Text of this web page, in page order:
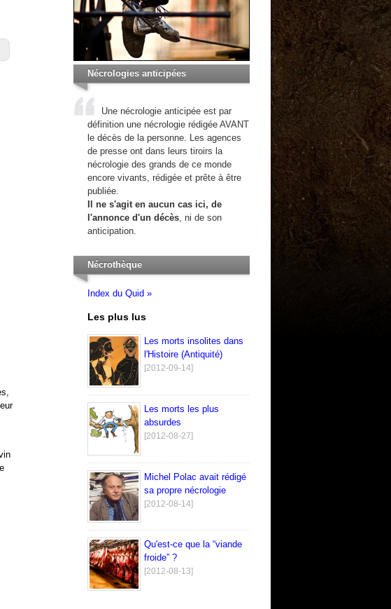
Nécrologies anticipées
Une nécrologie anticipée est par
définition une nécrologie rédigée AVANT
le décès de la personne. Les agences
de presse ont dans leurs tiroirs la
nécrologie des grands de ce monde
encore vivants, rédigée et prête à être
publiée.
Il ne s'agit en aucun cas ici, de
l'annonce d'un décès, ni de son
anticipation.
Nécrothèque
Index du Quid »
Les plus lus
Les morts insolites dans
l'Histoire (Antiquité)
[2012-09-14]
Les morts les plus
absurdes
[2012-08-27]
Michel Polac avait rédigé
sa propre nécrologie
[2012-08-14]
Qu'est-ce que la “viande
froide” ?
[2012-08-13]